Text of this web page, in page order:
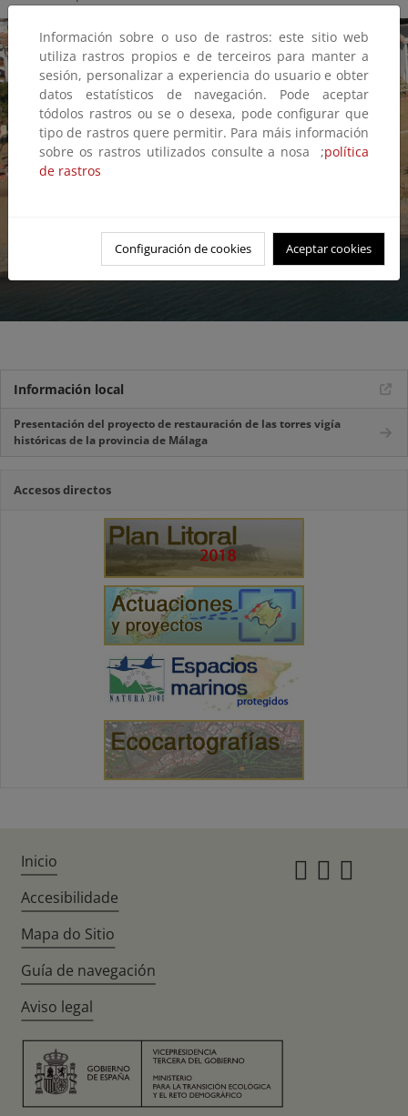
Información local
Presentación del proyecto de restauración de las torres vigía
históricas de la provincia de Málaga
Accesos directos
Información sobre o uso de rastros: este sitio web
utiliza rastros propios e de terceiros para manter a
sesión, personalizar a experiencia do usuario e obter
datos estatísticos de navegación. Pode aceptar
tódolos rastros ou se o desexa, pode configurar que
tipo de rastros quere permitir. Para máis información
sobre os rastros utilizados consulte a nosa ;política
de rastros
Configuración de cookies Aceptar cookies
Inicio
Accesibilidade
Mapa do Sitio
Guía de navegación
Aviso legal